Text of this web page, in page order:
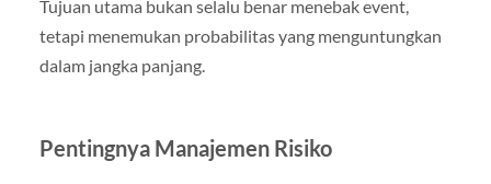
Tujuan utama bukan selalu benar menebak event,
tetapi menemukan probabilitas yang menguntungkan
dalam jangka panjang.
Pentingnya Manajemen Risiko